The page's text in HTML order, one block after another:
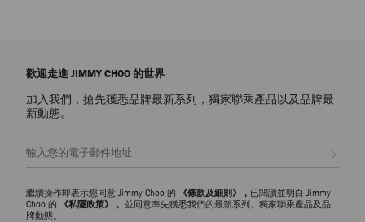
歡迎走進 JIMMY CHOO 的世界
加入我們，搶先獲悉品牌最新系列，獨家聯乘產品以及品牌最
新動態。
繼續操作即表示您同意 Jimmy Choo 的 《條款及細則》， 已閱讀並明白 Jimmy
Choo 的
《私隱政策》， 並同意率先獲悉我們的最新系列、獨家聯乘產品及品
牌動態。